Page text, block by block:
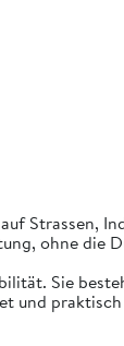
Strassen,
ohne die
Sie